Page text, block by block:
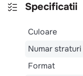
Specificatii
Culoare
Numar straturi
Format